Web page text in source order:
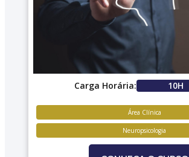
Carga Horária: 10H
Área Clínica
Neuropsicologia